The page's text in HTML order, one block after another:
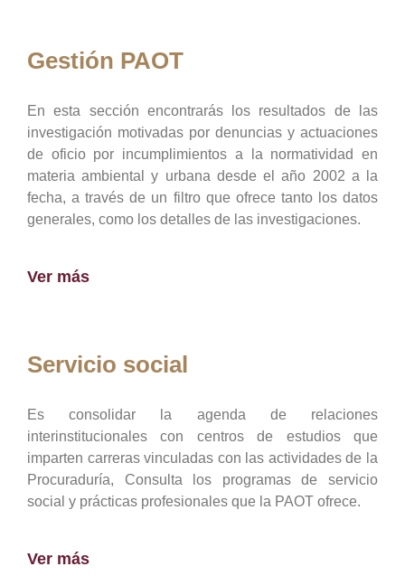
Gestión PAOT
En esta sección encontrarás los resultados de las
investigación motivadas por denuncias y actuaciones
de oficio por incumplimientos a la normatividad en
materia ambiental y urbana desde el año 2002 a la
fecha, a través de un filtro que ofrece tanto los datos
generales, como los detalles de las investigaciones.
Ver más
Servicio social
Es consolidar la agenda de relaciones
interinstitucionales con centros de estudios que
imparten carreras vinculadas con las actividades de la
Procuraduría, Consulta los programas de servicio
social y prácticas profesionales que la PAOT ofrece.
Ver más